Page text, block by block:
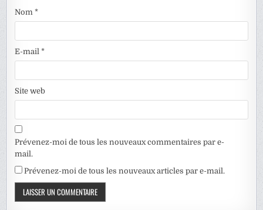
Nom*
E-mail*
Site web
Prévenez-moi de tous les nouveaux commentaires par e-
mail.
Prévenez-moi de tous les nouveaux articles par e-mail.